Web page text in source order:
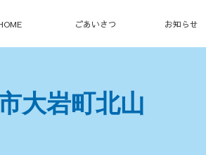
ごあいさつ お知らせ
大岩町北山